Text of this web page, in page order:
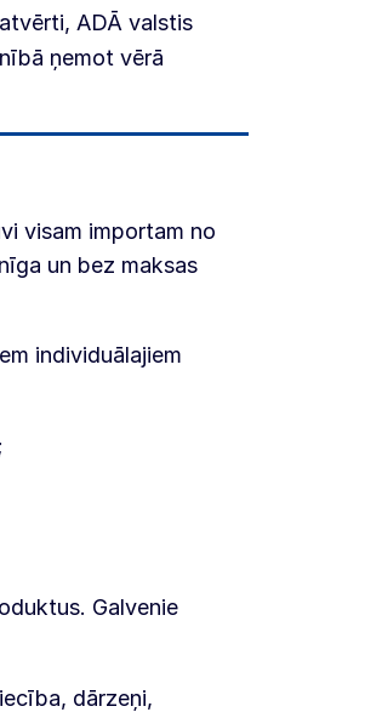
ADĀ valstis
ņemot vērā
visam importam no
un bez maksas
individuālajiem
Galvenie
dārzeņi,